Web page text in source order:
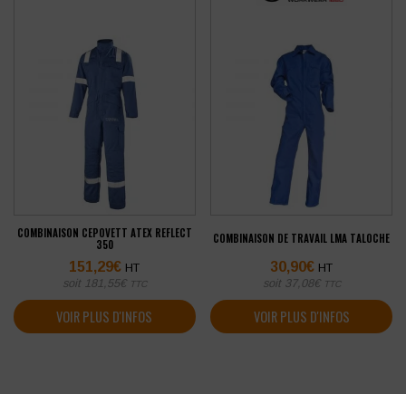
COMBINAISON CEPOVETT ATEX REFLECT
350
151,29€ HT
soit 181,55€ TTC
VOIR PLUS D'INFOS
COMBINAISON DE TRAVAIL LMA TALOCHE
30,90€ HT
soit 37,08€ TTC
VOIR PLUS D'INFOS